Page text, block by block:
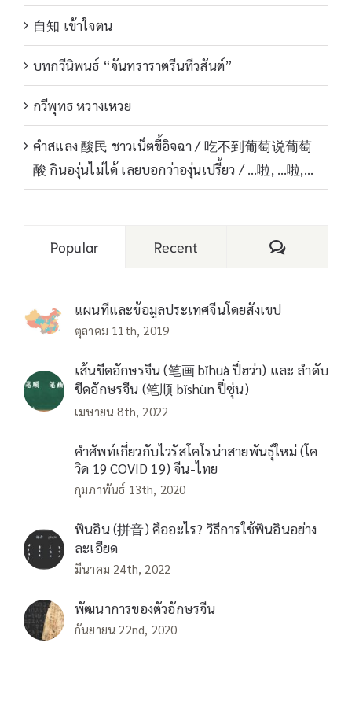
自知 เข้าใจตน
บทกวีนิพนธ์ “จันทราราตรีนทีวสันต์”
กวีพุทธ หวางเหวย
คำสแลง 酸民 ชาวเน็ตขี้อิจฉา / 吃不到葡萄说葡萄
酸 กินองุ่นไม่ได้ เลยบอกว่าองุ่นเปรี้ยว / …啦, …啦,…
Popular Recent Comments
แผนที่และข้อมูลประเทศจีนโดยสังเขป
ตุลาคม 11th, 2019
เส้นขีดอักษรจีน (笔画 bǐhuà ปี่ฮว่า) และ ลำดับ
ขีดอักษรจีน (笔顺 bǐshùn ปี่ซุ่น)
เมษายน 8th, 2022
คำศัพท์เกี่ยวกับไวรัสโคโรน่าสายพันธุ์ใหม่ (โค
วิด 19 COVID 19) จีน-ไทย
กุมภาพันธ์ 13th, 2020
พินอิน (拼音) คืออะไร? วิธีการใช้พินอินอย่าง
ละเอียด
มีนาคม 24th, 2022
พัฒนาการของตัวอักษรจีน
กันยายน 22nd, 2020